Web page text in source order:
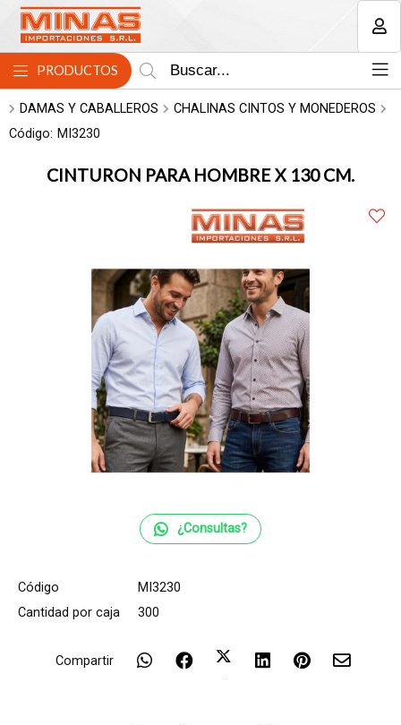
PRODUCTOS
DAMAS Y CABALLEROS
CHALINAS CINTOS Y MONEDEROS
Código: MI3230
CINTURON PARA HOMBRE X 130 CM.
¿Consultas?
Código
MI3230
Cantidad por caja
300
Compartir